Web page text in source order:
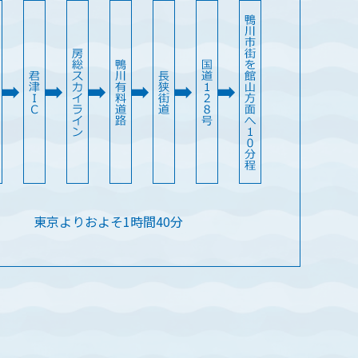
東京よりおよそ1時間40分